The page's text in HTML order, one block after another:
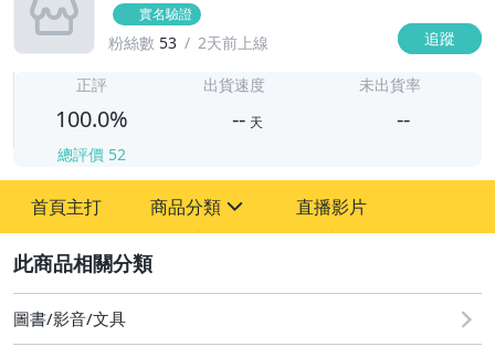
實名驗證
粉絲數 53 2天前上線 追蹤
正評
100.0%
總評價 52
出貨速度
-- 天
未出貨率
--
首頁主打 商品分類
圖書/影音/文具
直播影片
圖書/影音/文具